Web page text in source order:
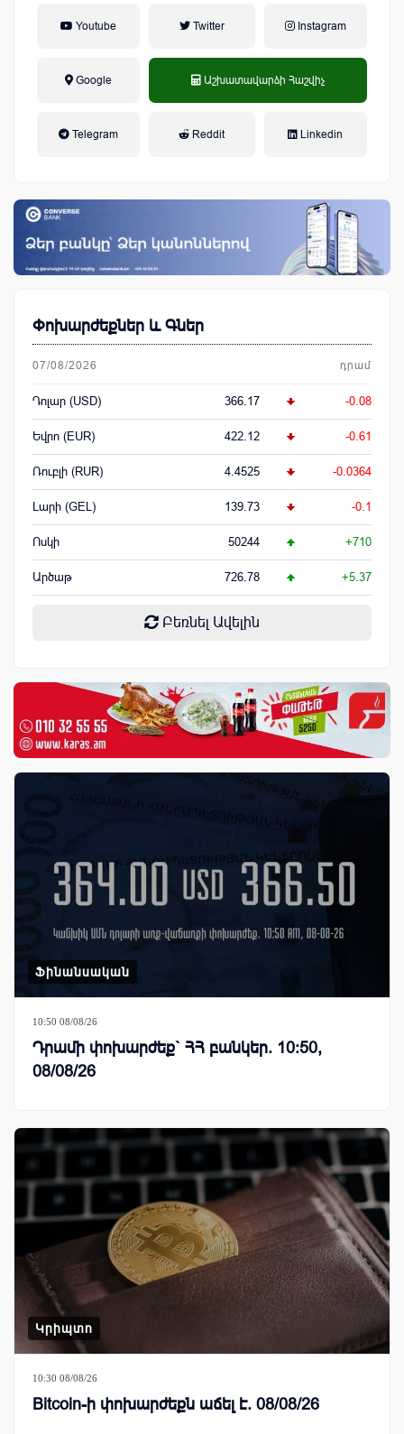
Youtube Twitter Instagram
Google Աշխատավարձի Հաշվիչ
Telegram Reddit Linkedin
Փոխարժեքներ և Գներ
07/08/2026 դրամ
Դոլար (USD) 366.17 -0.08
Եվրո (EUR) 422.12 -0.61
Ռուբլի (RUR) 4.4525 -0.0364
Լարի (GEL) 139.73 -0.1
Ոսկի 50244 +710
Արծաթ 726.78 +5.37
Բեռնել Ավելին
Ֆինանսական
10:50 08/08/26
Դրամի փոխարժեք` ՀՀ բանկեր. 10:50,
08/08/26
Կրիպտո
10:30 08/08/26
Bitcoin-ի փոխարժեքն աճել է. 08/08/26